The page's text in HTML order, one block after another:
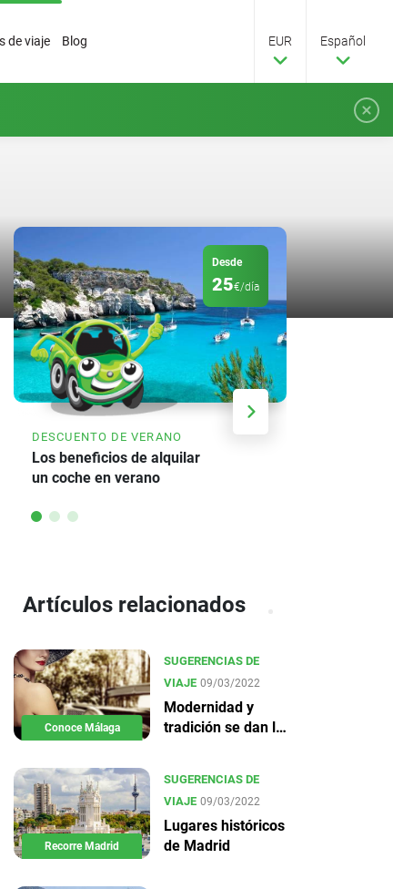
de viaje Blog EUR Español
Desde
25€/día
DESCUENTO DE VERANO
Los beneficios de alquilar
un coche en verano
Artículos relacionados
Conoce Málaga
SUGERENCIAS DE
VIAJE 09/03/2022
Modernidad y
tradición se dan la
Recorre Madrid
SUGERENCIAS DE
VIAJE 09/03/2022
Lugares históricos
de Madrid